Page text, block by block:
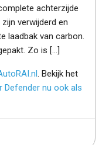
achterzijde
verwijderd en
laadbak van carbon.
Zo is […]
. Bekijk het
Defender nu ook als